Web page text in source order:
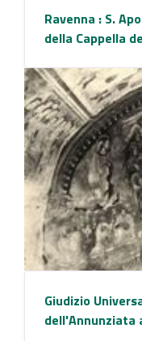
Ravenna : S.
della Cappella
Giudizio
dell'Annunziata